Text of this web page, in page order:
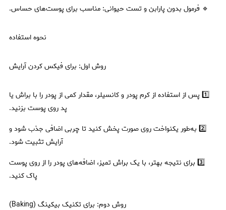
🔹 فرمول بدون پارابن و تست حیوانی: مناسب برای پوست‌های حساس.
نحوه استفاده
روش اول: برای فیکس کردن آرایش
1️⃣ پس از استفاده از کرم پودر و کانسیلر، مقدار کمی از پودر را با براش یا
پد روی پوست بزنید.
2️⃣ به‌طور یکنواخت روی صورت پخش کنید تا چربی اضافی جذب شود و
آرایش تثبیت شود.
3️⃣ برای نتیجه بهتر، با یک براش تمیز، اضافه‌های پودر را از روی پوست
پاک کنید.
روش دوم: برای تکنیک بیکینگ (Baking)